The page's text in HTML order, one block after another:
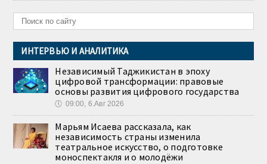
ИНТЕРВЬЮ И АНАЛИТИКА
Независимый Таджикистан в эпоху
цифровой трансформации: правовые
основы развития цифрового государства
🕔 09:00, 6.Авг 2026
Марьям Исаева рассказала, как
независимость страны изменила
театральное искусство, о подготовке
моноспектакля и о молодёжи